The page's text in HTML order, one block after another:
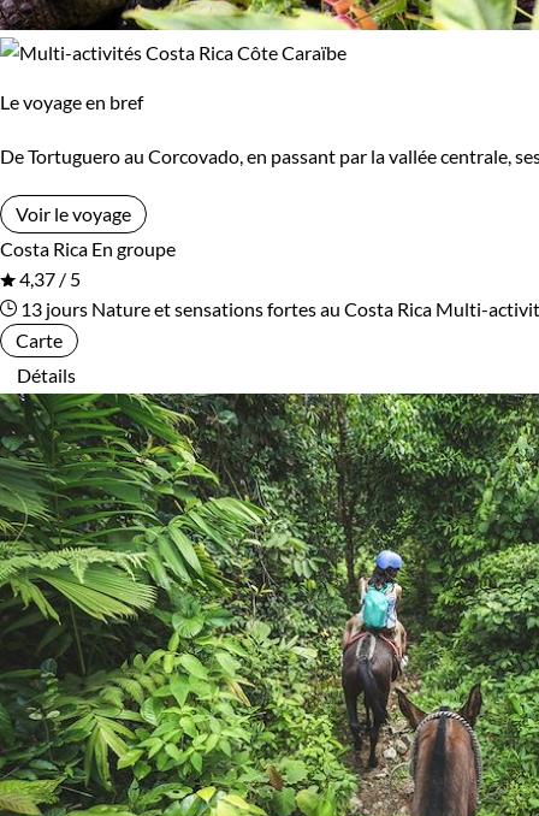
Le voyage en bref
De Tortuguero au Corcovado, en passant par la vallée centrale,
Voir le voyage
Costa Rica En groupe
4,37 / 5
13 jours Nature et sensations fortes au Costa Rica Multi-
Carte
Détails